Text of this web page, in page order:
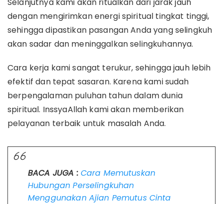
dengan mengirimkan energi spiritual tingkat tinggi,
sehingga dipastikan pasangan Anda yang selingkuh
akan sadar dan meninggalkan selingkuhannya.
Cara kerja kami sangat terukur, sehingga jauh lebih
efektif dan tepat sasaran. Karena kami sudah
berpengalaman puluhan tahun dalam dunia
spiritual. InssyaAllah kami akan memberikan
pelayanan terbaik untuk masalah Anda.
BACA JUGA : Cara Memutuskan
Hubungan Perselingkuhan
Menggunakan Ajian Pemutus Cinta